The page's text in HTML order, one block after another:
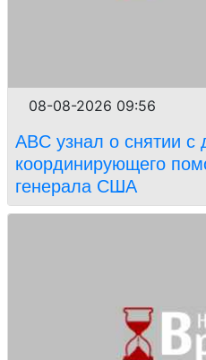
08-08-2026 09:56
ABC узнал о снятии с
координирующего
генерала США